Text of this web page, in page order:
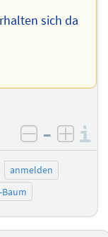
sich da
negativ
–
anmelden